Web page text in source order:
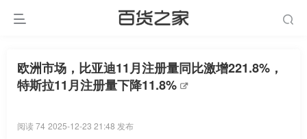
欧洲市场，比亚迪11月注册量同比激增221.8%，
特斯拉11月注册量下降11.8%
阅读 74 2025-12-23 21:48 发布